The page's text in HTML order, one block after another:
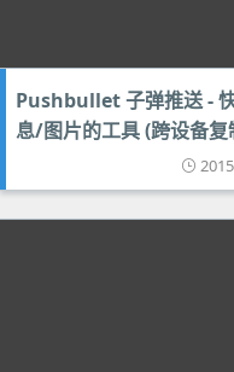
Pushbullet 子弹推送 -
息/图片的工具 (跨设备复